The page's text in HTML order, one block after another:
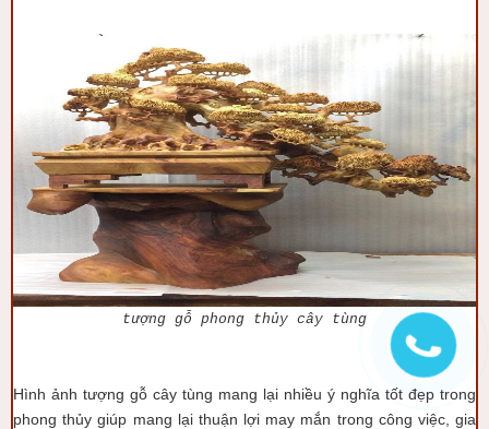
tượng gỗ phong thủy cây tùng
Hình ảnh tượng gỗ cây tùng mang lại nhiều ý nghĩa tốt đẹp trong
phong thủy giúp mang lại thuận lợi may mắn trong công việc, gia